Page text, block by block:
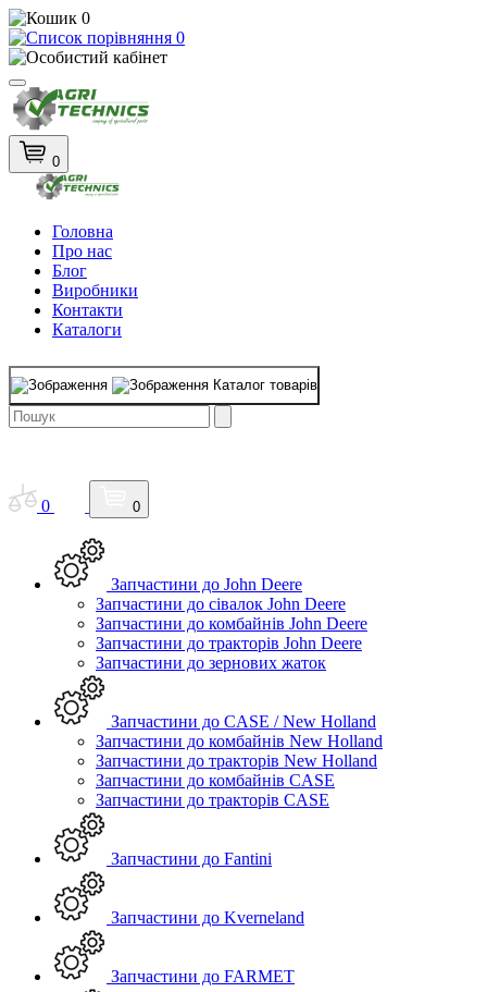
0
0
0
Головна
Про нас
Блог
Виробники
Контакти
Каталоги
Каталог товарів
0 0
Запчастини до John Deere
Запчастини до сівалок John Deere
Запчастини до комбайнів John Deere
Запчастини до тракторів John Deere
Запчастини до зернових жаток
Запчастини до CASE / New Holland
Запчастини до комбайнів New Holland
Запчастини до тракторів New Holland
Запчастини до комбайнів CASE
Запчастини до тракторів CASE
Запчастини до Fantini
Запчастини до Kverneland
Запчастини до FARMET